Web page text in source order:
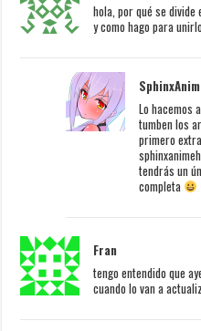
hola, por qué se
y como hago para
Lo hacemos
tumben los
primero
tendrás un
completa
Fran
tengo entendido que
cuando lo van a